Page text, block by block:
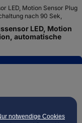
notwendige Cookies
LED, Motion
automatische